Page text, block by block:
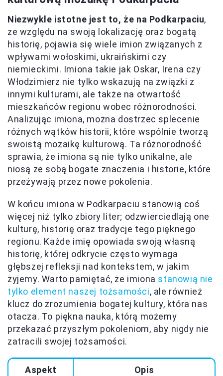
Niezwykle istotne jest to, że na Podkarpaciu,
ze względu na swoją lokalizację oraz bogatą
historię, pojawia się wiele imion związanych z
wpływami wołoskimi, ukraińskimi czy
niemieckimi. Imiona takie jak Oskar, Irena czy
Włodzimierz nie tylko wskazują na związki z
innymi kulturami, ale także na otwartość
mieszkańców regionu wobec różnorodności.
Analizując imiona, można dostrzec splecenie
różnych wątków historii, które wspólnie tworzą
swoistą mozaikę kulturową. Ta różnorodność
sprawia, że imiona są nie tylko unikalne, ale
niosą ze sobą bogate znaczenia i historie, które
przeżywają przez nowe pokolenia.
W końcu imiona w Podkarpaciu stanowią coś
więcej niż tylko zbiory liter; odzwierciedlają one
kulturę, historię oraz tradycje tego pięknego
regionu. Każde imię opowiada swoją własną
historię, której odkrycie często wymaga
głębszej refleksji nad kontekstem, w jakim
żyjemy. Warto pamiętać, że imiona stanowią nie
tylko element naszej tożsamości, ale również
klucz do zrozumienia bogatej kultury, która nas
otacza. To piękna nauka, którą możemy
przekazać przyszłym pokoleniom, aby nigdy nie
zatracili swojej tożsamości.
Aspekt Opis